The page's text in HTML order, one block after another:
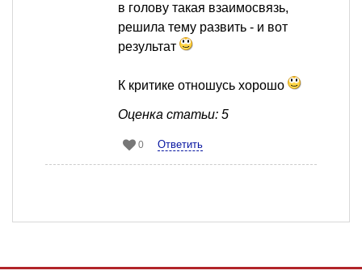
в голову такая взаимосвязь,
решила тему развить - и вот
результат
К критике отношусь хорошо
Оценка статьи: 5
0 Ответить